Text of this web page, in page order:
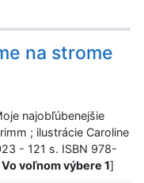
na strome
najobľúbenejšie
; ilustrácie Caroline
- 121 s. ISBN 978-
voľnom výbere 1]